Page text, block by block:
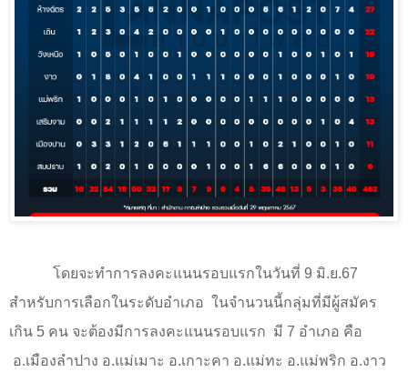
โดยจะทำการลงคะแนนรอบแรกในวันที่ 9 มิ.ย.67
สำหรับการเลือกในระดับอำเภอ ในจำนวนนี้กลุ่มที่มีผู้สมัคร
เกิน 5 คน จะต้องมีการลงคะแนนรอบแรก มี 7 อำเภอ คือ
อ.เมืองลำปาง อ.แม่เมาะ อ.เกาะคา อ.แม่ทะ อ.แม่พริก อ.งาว